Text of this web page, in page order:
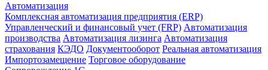
Автоматизация
Комплексная автоматизация предприятия (ERP)
Управленческий и финансовый учет (FRP) Автоматизация
производства Автоматизация лизинга Автоматизация
страхования КЭДО Документооборот Реальная автоматизация
Импортозамещение Торговое оборудование